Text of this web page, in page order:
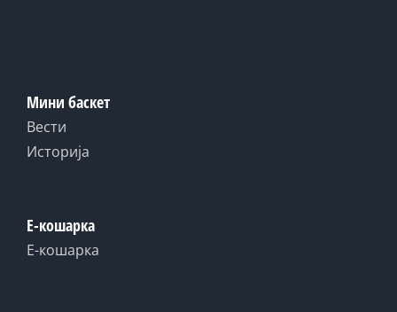
Мини баскет
Вести
Историја
Е-кошарка
Е-кошарка